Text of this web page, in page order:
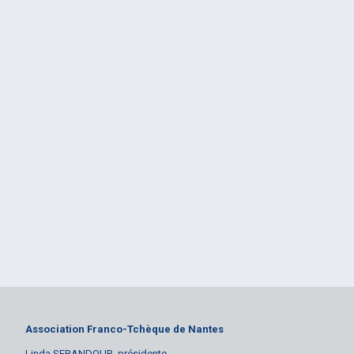
Association Franco-Tchèque de Nantes